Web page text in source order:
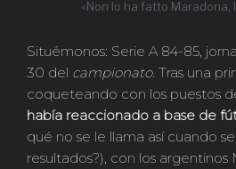
«Non lo ha fatto Maradona,
Situémonos: Serie A 84-85,
30 del campionato. Tras una
coqueteando con los puestos
había reaccionado a base de
qué no se le llama así cuando
resultados?), con los